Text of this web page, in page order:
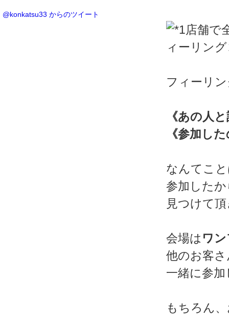
フィーリ
《あの人
《参加し
なんてこ
参加した
見つけて
会場は ワ
他のお客
一緒に参
もちろん
@konkatsu33 からのツイート